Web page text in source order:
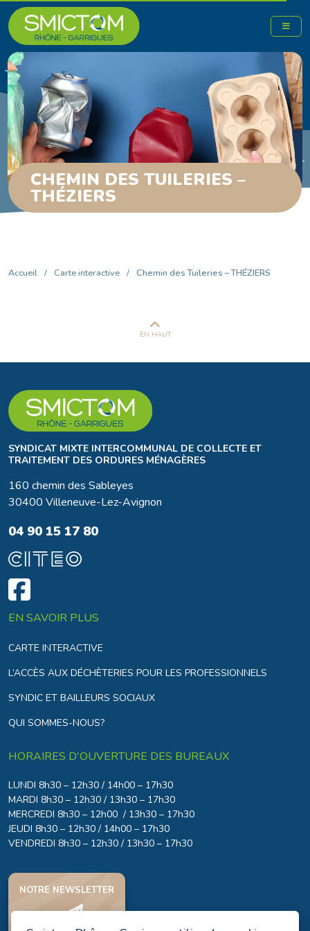
CHEMIN DES TUILERIES –
THÉZIERS
Accueil / Carte interactive / Chemin des Tuileries – THÉZIERS
EN HAUT
SYNDICAT MIXTE INTERCOMMUNAL DE COLLECTE ET
TRAITEMENT DES ORDURES MÉNAGÈRES
160 chemin des Sableyes
30400 Villeneuve-Lez-Avignon
04 90 15 17 80
EN SAVOIR PLUS
CARTE INTERACTIVE
L’ACCÈS AUX DÉCHÈTERIES POUR LES PROFESSIONNELS
SYNDIC ET BAILLEURS SOCIAUX
QUI SOMMES-NOUS?
HORAIRES D'OUVERTURE DES BUREAUX
LUNDI 8h30 – 12h30 / 14h00 – 17h30
MARDI 8h30 – 12h30 / 13h30 – 17h30
MERCREDI 8h30 – 12h00 / 13h30 – 17h30
JEUDI 8h30 – 12h30 / 14h00 – 17h30
VENDREDI 8h30 – 12h30 / 13h30 – 17h30
NOTRE NEWSLETTER